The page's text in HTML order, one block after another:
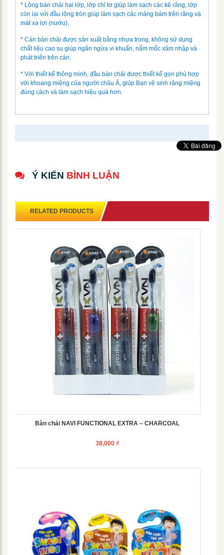
* Lông bàn chải hai lớp, lớp chỉ tơ giúp làm sạch các kẽ răng, lớp
còn lại với đầu lông tròn giúp làm sạch các mảng bám trên răng và
mát xa lợi (nướu).
* Cán bàn chải được sản xuất bằng nhựa trong, không sử dụng
chất liệu cao su giúp ngăn ngừa vi khuẩn, nấm mốc xâm nhập và
phát triển trên cán.
* Với thiết kế thông minh, đầu bàn chải được thiết kế gọn phù hợp
với khoang miệng của người châu Á, giúp Bạn vệ sinh răng miệng
đúng cách và làm sạch hiệu quả hơn.
Ý KIẾN BÌNH LUẬN
RELATED PRODUCTS
Bàn chải NAVI FUNCTIONAL EXTRA – CHARCOAL
38,000 ₫